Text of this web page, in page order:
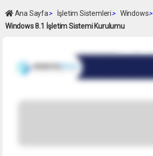
Ana Sayfa> İşletim Sistemleri> Windows>
Windows 8.1 İşletim Sistemi Kurulumu